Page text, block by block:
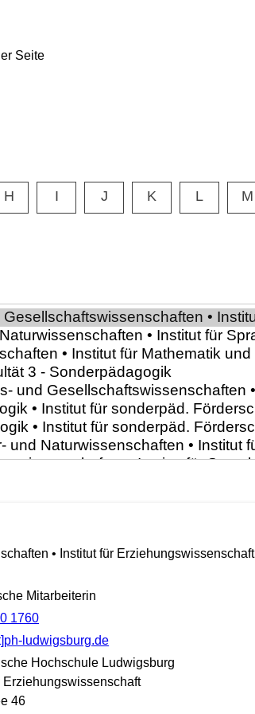
H I J K L M
• Institut für Erziehungswissenschaft
Mitarbeiterin
1760
ludwigsburg.de
Hochschule Ludwigsburg
Erziehungswissenschaft
46